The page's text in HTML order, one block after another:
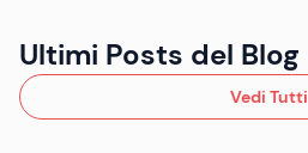
Ultimi Posts del Blog
Vedi Tutti